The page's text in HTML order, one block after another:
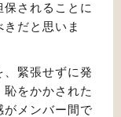
保されることに
だと思いま
、緊張せずに発
をかかされた
がメンバー間で